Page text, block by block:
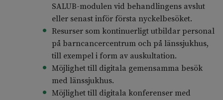
SALUB-modulen vid behandlingens avslut
eller senast inför första nyckelbesöket.
Resurser som kontinuerligt utbildar personal
på barncancercentrum och på länssjukhus,
till exempel i form av auskultation.
Möjlighet till digitala gemensamma besök
med länssjukhus.
Möjlighet till digitala konferenser med